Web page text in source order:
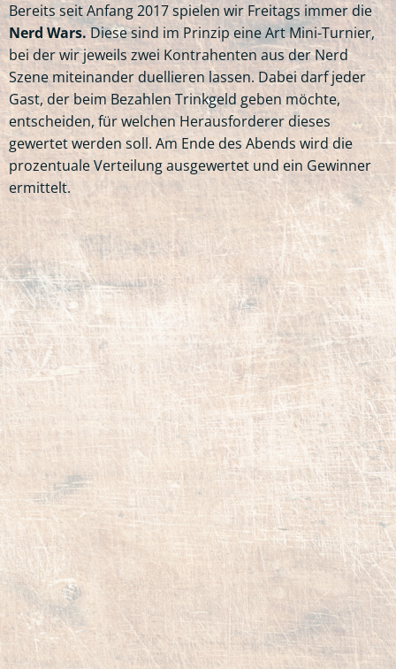
Bereits seit Anfang 2017 spielen wir Freitags immer die
Nerd Wars.Diese sind im Prinzip eine Art Mini-Turnier,
bei der wir jeweils zwei Kontrahenten aus der Nerd
Szene miteinander duellieren lassen. Dabei darf jeder
Gast, der beim Bezahlen Trinkgeld geben möchte,
entscheiden, für welchen Herausforderer dieses
gewertet werden soll. Am Ende des Abends wird die
prozentuale Verteilung ausgewertet und ein Gewinner
ermittelt.